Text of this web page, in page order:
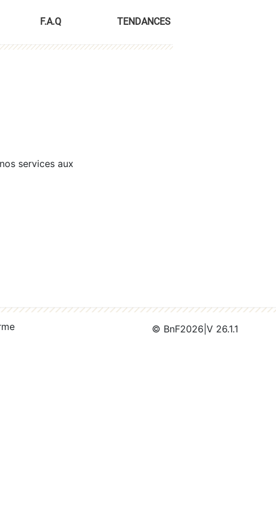
F.A.Q TENDANCES
services aux
© BnF2026 V 26.1.1